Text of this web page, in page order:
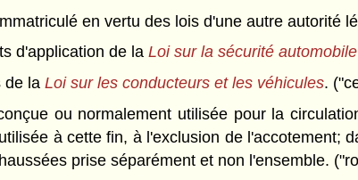
en vertu des lois d'une autre autorité
d'application de la Loi sur la sécurité automobile
de la Loi sur les conducteurs et les véhicules.
ou normalement utilisée pour la
à cette fin, à l'exclusion de l'accotement;
prise séparément et non l'ensemble.